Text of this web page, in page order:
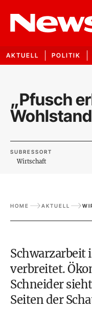
AKTUELL POLITIK
„Pfusch
SUBRESSORT
Wirtschaft
HOME AKTUELL
Schwarzarbeit
verbreitet.
Schneider
Seiten der